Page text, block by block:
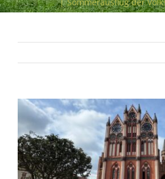
Zeige
grösseres
Bild